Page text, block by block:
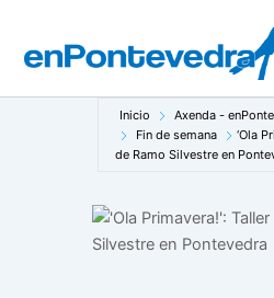
contenido
Inicio Axenda -
Fin de semana
‘Ola
de Ramo Silvestre en